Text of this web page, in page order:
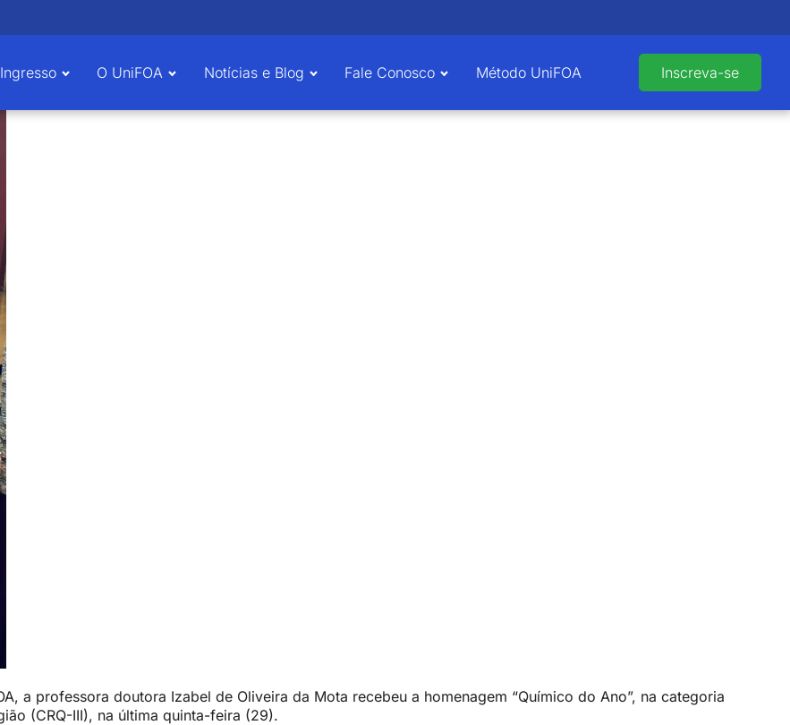
O UniFOA Notícias e Blog Fale Conosco Método UniFOA Inscreva-se
a professora doutora Izabel de Oliveira da Mota recebeu a homenagem “Químico do Ano”, na categoria
(CRQ-III), na última quinta-feira (29).